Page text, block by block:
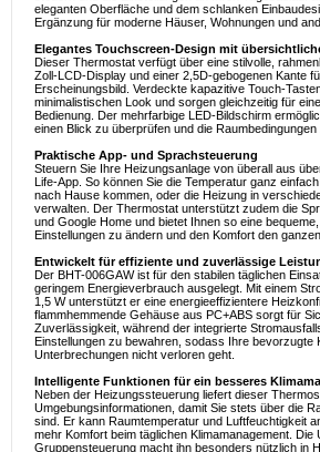
eleganten Oberfläche und dem schlanken
Ergänzung für moderne Häuser, Wohnungen und
Elegantes Touchscreen-Design mit
Dieser Thermostat verfügt über eine stilvolle,
Zoll-LCD-Display und einer 2,5D-gebogenen Kante
Erscheinungsbild. Verdeckte kapazitive Touch-
minimalistischen Look und sorgen gleichzeitig für
Bedienung. Der mehrfarbige LED-Bildschirm
einen Blick zu überprüfen und die Raumbedingungen
Praktische App- und Sprachsteuerung
Steuern Sie Ihre Heizungsanlage von überall aus
Life-App. So können Sie die Temperatur ganz
nach Hause kommen, oder die Heizung in
verwalten. Der Thermostat unterstützt zudem die
und Google Home und bietet Ihnen so eine
Einstellungen zu ändern und den Komfort den
Entwickelt für effiziente und zuverlässige
Der BHT-006GAW ist für den stabilen täglichen
geringem Energieverbrauch ausgelegt. Mit einem
1,5 W unterstützt er eine energieeffizientere
flammhemmende Gehäuse aus PC+ABS sorgt für
Zuverlässigkeit, während der integrierte
Einstellungen zu bewahren, sodass Ihre bevorzugte
Unterbrechungen nicht verloren geht.
Intelligente Funktionen für ein besseres
Neben der Heizungssteuerung liefert dieser
Umgebungsinformationen, damit Sie stets über die
sind. Er kann Raumtemperatur und Luftfeuchtigkeit
mehr Komfort beim täglichen Klimamanagement. Die
Gruppensteuerung macht ihn besonders nützlich in